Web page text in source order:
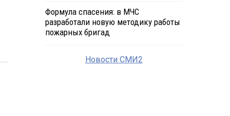
Формула спасения: в МЧС
разработали новую методику работы
пожарных бригад
Новости СМИ2